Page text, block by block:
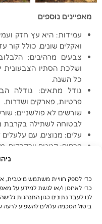
כדי לאחסן ו/או לגשת למידע על
לנו לעבד נתונים כגון התנהגות
ביטול הסכמה עלולים להשפיע לרעה
מאפיינים נוספים
עמידות: היא עץ חזק
ואקלים שונים, כולל קור
צבעים מרהיבים:
ושלכת הסתיו
כל השנה.
גודל מתאים: גודלה
פרטיות, פארקים ושדרות.
שורשים לא פולשניים:
לבטוחה לשתילה בקרבת
עלים: מנוצים, עם עלעלים
פרחים: קטנים וירקרקים,
פרי: קטן, אדמדם